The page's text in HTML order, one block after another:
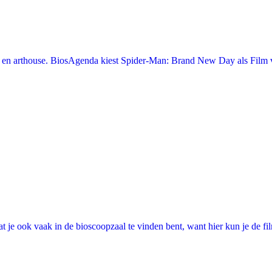
arthouse. BiosAgenda kiest Spider-Man: Brand New Day als
je ook vaak in de bioscoopzaal te vinden bent, want hier kun je de